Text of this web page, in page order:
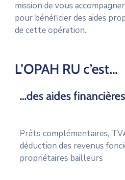
mission de vous
pour bénéficier des aides
de cette opération.
L’OPAH RU c’est…
…des aides financières
Prêts complémentaires,
déduction des revenus
propriétaires bailleurs